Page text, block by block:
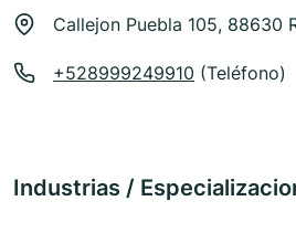
Callejon Puebla 105, 88630
+528999249910 (Teléfono)
Industrias /